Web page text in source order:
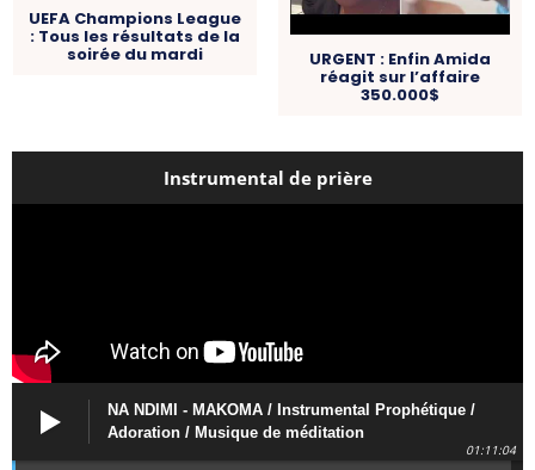
UEFA Champions League
: Tous les résultats de la
soirée du mardi URGENT : Enfin Amida
réagit sur l’affaire
350.000$
Instrumental de prière
NA NDIMI - MAKOMA / Instrumental Prophétique /
Adoration / Musique de méditation
01:11:04